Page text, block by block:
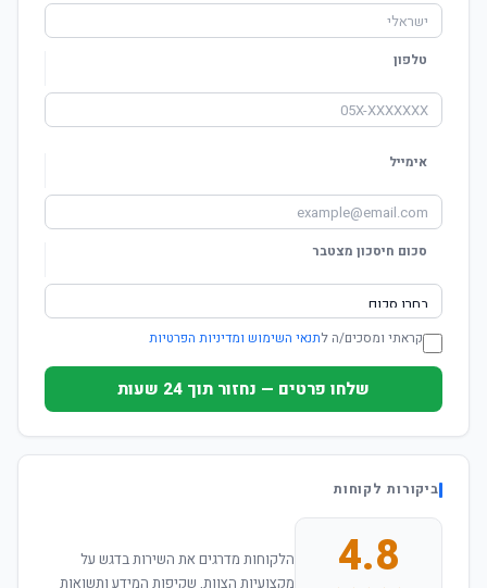
טלפון
אימייל
סכום חיסכון מצטבר
קראתי ומסכים/ה לתנאי השימוש ומדיניות הפרטיות
שלחו פרטים — נחזור תוך 24 שעות
ביקורות לקוחות
4.8
הלקוחות מדרגים את השירות בדגש על
מקצועיות הצוות, שקיפות המידע ותשואות